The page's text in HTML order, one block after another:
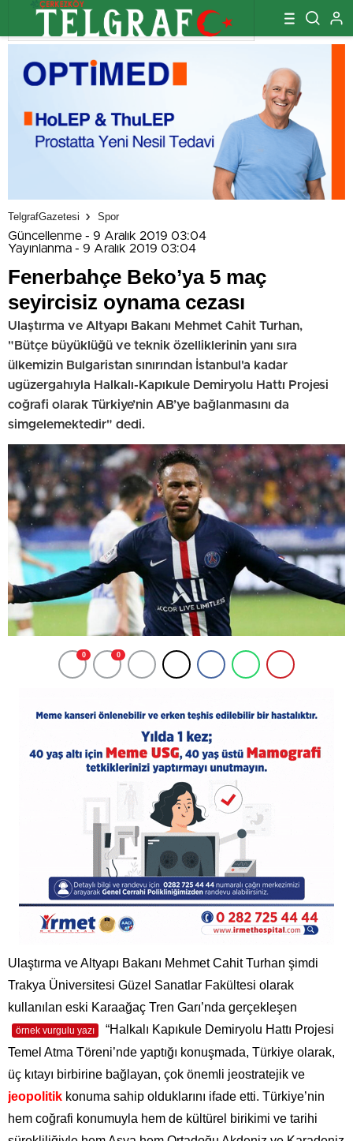
TelgrafGazetesi Spor
Güncellenme - 9 Aralık 2019 03:04
Yayınlanma - 9 Aralık 2019 03:04
Fenerbahçe Beko’ya 5 maç
seyircisiz oynama cezası
Ulaştırma ve Altyapı Bakanı Mehmet Cahit Turhan,
"Bütçe büyüklüğü ve teknik özelliklerinin yanı sıra
ülkemizin Bulgaristan sınırından İstanbul'a kadar
ugüzergahıyla Halkalı-Kapıkule Demiryolu Hattı Projesi
coğrafi olarak Türkiye’nin AB’ye bağlanmasını da
simgelemektedir" dedi.
0 0
Ulaştırma ve Altyapı Bakanı Mehmet Cahit Turhan şimdi
Trakya Üniversitesi Güzel Sanatlar Fakültesi olarak
kullanılan eski Karaağaç Tren Garı’nda gerçekleşen
örnek vurgulu yazı
“Halkalı Kapıkule Demiryolu Hattı Projesi
Temel Atma Töreni’nde yaptığı konuşmada, Türkiye olarak,
üç kıtayı birbirine bağlayan, çok önemli jeostratejik ve
jeopolitik konuma sahip olduklarını ifade etti. Türkiye’nin
hem coğrafi konumuyla hem de kültürel birikimi ve tarihi